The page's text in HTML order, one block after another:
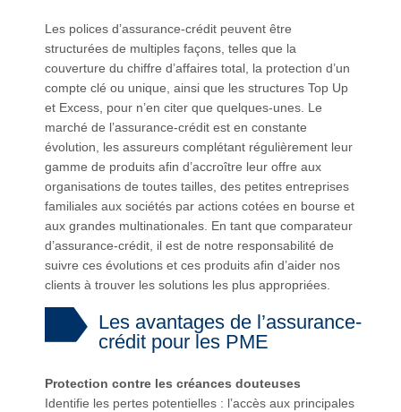
Les polices d’assurance-crédit peuvent être
structurées de multiples façons, telles que la
couverture du chiffre d’affaires total, la protection d’un
compte clé ou unique, ainsi que les structures Top Up
et Excess, pour n’en citer que quelques-unes. Le
marché de l’assurance-crédit est en constante
évolution, les assureurs complétant régulièrement leur
gamme de produits afin d’accroître leur offre aux
organisations de toutes tailles, des petites entreprises
familiales aux sociétés par actions cotées en bourse et
aux grandes multinationales. En tant que comparateur
d’assurance-crédit, il est de notre responsabilité de
suivre ces évolutions et ces produits afin d’aider nos
clients à trouver les solutions les plus appropriées.
Les avantages de l’assurance-
crédit pour les PME
Protection contre les créances douteuses
Identifie les pertes potentielles : l’accès aux principales